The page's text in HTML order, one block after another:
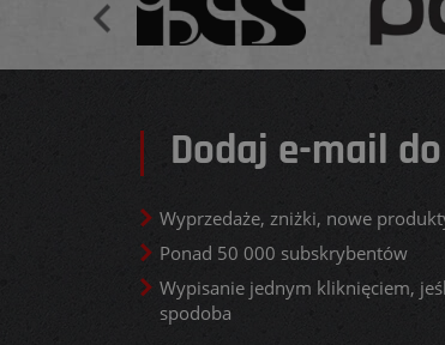
Dodaj e-mail
Wyprzedaże, zniżki, nowe
Ponad 50 000 subskrybentów
Wypisanie jednym kliknięciem,
spodoba